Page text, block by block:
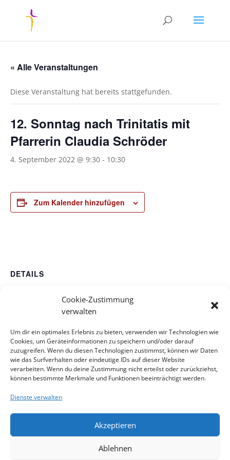
Cookie-Zustimmung
verwalten
Um dir ein optimales Erlebnis zu bieten, verwenden wir Technologien wie
Cookies, um Geräteinformationen zu speichern und/oder darauf
zuzugreifen. Wenn du diesen Technologien zustimmst, können wir Daten
wie das Surfverhalten oder eindeutige IDs auf dieser Website
verarbeiten. Wenn du deine Zustimmung nicht erteilst oder zurückziehst,
können bestimmte Merkmale und Funktionen beeinträchtigt werden.
Dienste verwalten
Akzeptieren
Ablehnen
« Alle Veranstaltungen
Diese Veranstaltung hat bereits stattgefunden.
12. Sonntag nach Trinitatis mit
Pfarrerin Claudia Schröder
4. September 2022 @ 9:30 - 10:30
Zum Kalender hinzufügen
DETAILS
4. September 2022
9:30 - 10:30
Veranstaltungskategorien:
Gottesdienst,Gottesdienst HD mit Abendmahl
Lechner, 11. Sonntag nach Trinitatis
Kontakt